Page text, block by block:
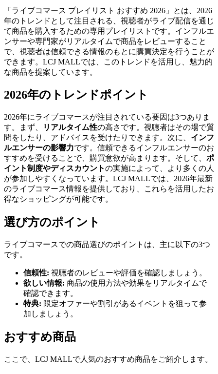
「ライブコマース プレイリスト おすすめ 2026」とは、2026
年のトレンドとして注目される、視聴者がライブ配信を通じ
て商品を購入するための専用プレイリストです。インフルエ
ンサーや専門家がリアルタイムで商品をレビューすること
で、視聴者は信頼できる情報のもとに購買決定を行うことが
できます。LCJ MALLでは、このトレンドを活用し、魅力的
な商品を提案しています。
2026年のトレンドポイント
2026年にライブコマースが注目されている要因は3つありま
す。まず、
リアルタイム性の高さです。視聴者はその場で質
問をしたり、アドバイスを受けたりできます。次に、 インフ
ルエンサーの影響力です。信頼できるインフルエンサーのお
すすめを受けることで、購買意欲が高まります。そして、 ポ
イント制度やディスカウントの実施によって、より多くの人
が参加しやすくなっています。LCJ MALLでは、2026年最新
のライブコマース情報を提供しており、これらを活用したお
得なショッピングが可能です。
選び方のポイント
ライブコマースでの商品選びのポイントは、主に以下の3つ
です。
信頼性: 視聴者のレビューや評価を確認しましょう。
欲しい情報: 商品の使用方法や効果をリアルタイムで
確認できます。
特典: 限定オファーや割引があるイベントを狙って参
加しましょう。
おすすめ商品
ここで、LCJ MALLで人気のおすすめ商品をご紹介します。